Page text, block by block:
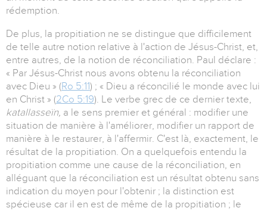
rédemption.
De plus, la propitiation ne se distingue que difficilement
de telle autre notion relative à l'action de Jésus-Christ, et,
entre autres, de la notion de réconciliation. Paul déclare :
« Par Jésus-Christ nous avons obtenu la réconciliation
avec Dieu » (Ro 5:11) ; « Dieu a réconcilié le monde avec lui
en Christ » (2Co 5:19). Le verbe grec de ce dernier texte,
katallasseïn, a le sens premier et général : modifier une
situation de manière à l'améliorer, modifier un rapport de
manière à le restaurer, à l'affermir. C'est là, exactement, le
résultat de la propitiation. On a quelquefois entendu la
propitiation comme une cause de la réconciliation, en
alléguant que la réconciliation est un résultat obtenu sans
indication du moyen pour l'obtenir ; la distinction est
spécieuse car il en est de même de la propitiation ; le